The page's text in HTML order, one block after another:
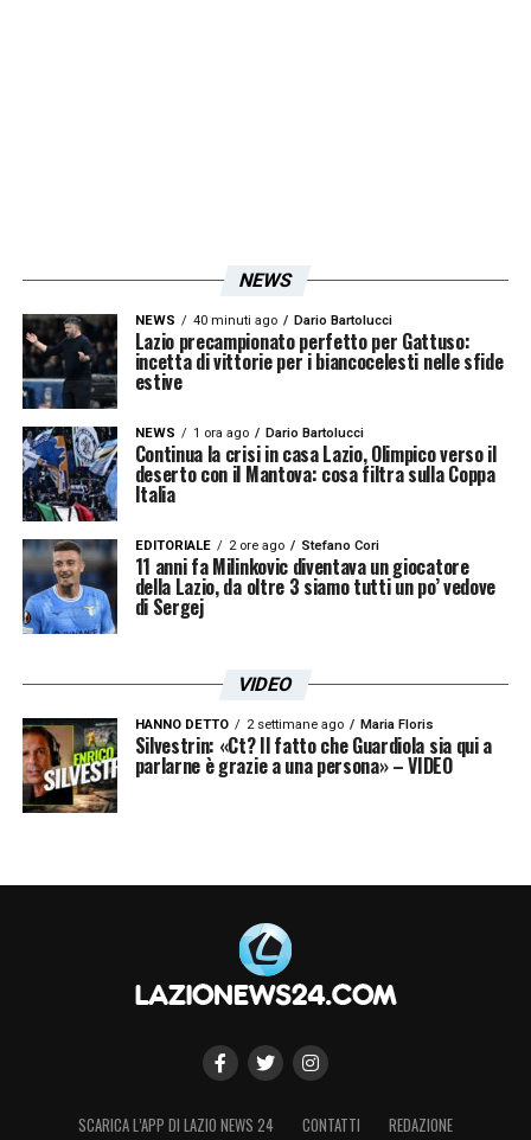
NEWS
NEWS 40 minuti ago Dario Bartolucci
Lazio precampionato perfetto per Gattuso:
incetta di vittorie per i biancocelesti nelle sfide
estive
NEWS 1 ora ago Dario Bartolucci
Continua la crisi in casa Lazio, Olimpico verso il
deserto con il Mantova: cosa filtra sulla Coppa
Italia
EDITORIALE 2 ore ago Stefano Cori
11 anni fa Milinkovic diventava un giocatore
della Lazio, da oltre 3 siamo tutti un po’ vedove
di Sergej
VIDEO
HANNO DETTO 2 settimane ago Maria Floris
Silvestrin: «Ct? Il fatto che Guardiola sia qui a
parlarne è grazie a una persona» – VIDEO
SCARICA L’APP DI LAZIO NEWS 24 CONTATTI REDAZIONE